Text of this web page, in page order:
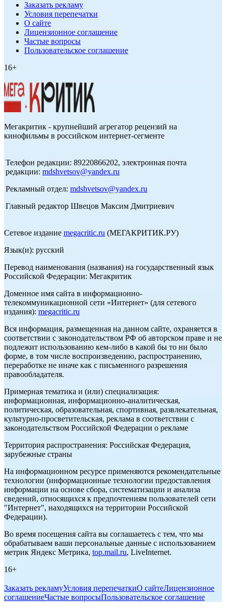
Заказать рекламу
Условия перепечатки
О сайте
Лицензионное соглашение
Частые вопросы
Пользовательское соглашение
16+
Мегакритик - крупнейший агрегатор рецензий на
кинофильмы в российском интернет-сегменте
Телефон редакции: 89220866202, электронная почта
редакции: mdshvetsov@yandex.ru
Рекламный отдел: mdshvetsov@yandex.ru
Главный редактор Швецов Максим Дмитриевич
Сетевое издание megacritic.ru (МЕГАКРИТИК.РУ)
Язык(и): русский
Перевод наименования (названия) на государственный язык
Российской Федерации: Мегакритик
Доменное имя сайта в информационно-
телекоммуникационной сети «Интернет» (для сетевого
издания): megacritic.ru
Вся информация, размещенная на данном сайте, охраняется в
соответствии с законодательством РФ об авторском праве и не
подлежит использованию кем-либо в какой бы то ни было
форме, в том числе воспроизведению, распространению,
переработке не иначе как с письменного разрешения
правообладателя.
Примерная тематика и (или) специализация:
информационная, информационно-аналитическая,
политическая, образовательная, спортивная, развлекательная,
культурно-просветительская, реклама в соответствии с
законодательством Российской Федерации о рекламе
Территория распространения: Российская Федерация,
зарубежные страны
На информационном ресурсе применяются рекомендательные
технологии (информационные технологии предоставления
информации на основе сбора, систематизации и анализа
сведений, относящихся к предпочтениям пользователей сети
"Интернет", находящихся на территории Российской
Федерации).
Во время посещения сайта вы соглашаетесь с тем, что мы
обрабатываем ваши персональные данные с использованием
метрик Яндекс Метрика, top.mail.ru, LiveInternet.
16+
Заказать рекламуУсловия перепечаткиО сайтеЛицензионное
соглашениеЧастые вопросыПользовательское соглашение